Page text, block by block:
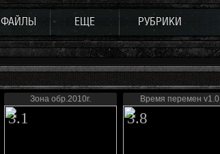
ФАЙЛЫ ЕЩЕ РУБРИКИ
Зона обр.2010г.
3.1
Время перемен v1.0
3.8